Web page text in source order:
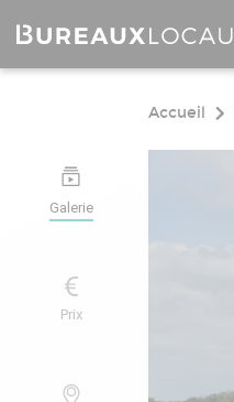
Galerie
Prix
Accueil